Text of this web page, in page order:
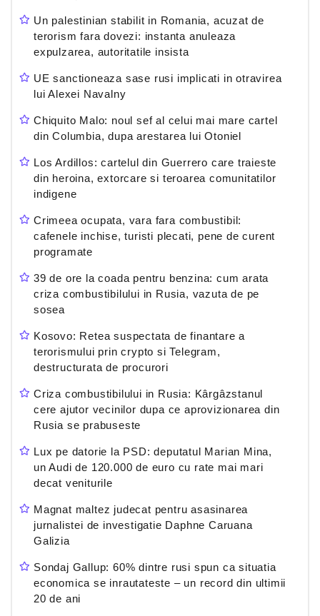
Un palestinian stabilit in Romania, acuzat de
terorism fara dovezi: instanta anuleaza
expulzarea, autoritatile insista
UE sanctioneaza sase rusi implicati in otravirea
lui Alexei Navalny
Chiquito Malo: noul sef al celui mai mare cartel
din Columbia, dupa arestarea lui Otoniel
Los Ardillos: cartelul din Guerrero care traieste
din heroina, extorcare si teroarea comunitatilor
indigene
Crimeea ocupata, vara fara combustibil:
cafenele inchise, turisti plecati, pene de curent
programate
39 de ore la coada pentru benzina: cum arata
criza combustibilului in Rusia, vazuta de pe
sosea
Kosovo: Retea suspectata de finantare a
terorismului prin crypto si Telegram,
destructurata de procurori
Criza combustibilului in Rusia: Kârgâzstanul
cere ajutor vecinilor dupa ce aprovizionarea din
Rusia se prabuseste
Lux pe datorie la PSD: deputatul Marian Mina,
un Audi de 120.000 de euro cu rate mai mari
decat veniturile
Magnat maltez judecat pentru asasinarea
jurnalistei de investigatie Daphne Caruana
Galizia
Sondaj Gallup: 60% dintre rusi spun ca situatia
economica se inrautateste – un record din ultimii
20 de ani